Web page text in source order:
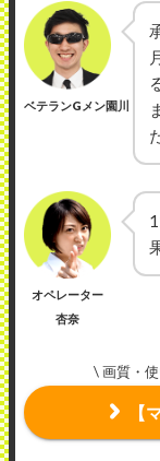
ベテランGメン園川
オペレーター
杏奈
\ 画質・
【